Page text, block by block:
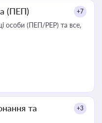
(ПЕП) +7
особи (ПЕП/PEP) та все,
та
+3